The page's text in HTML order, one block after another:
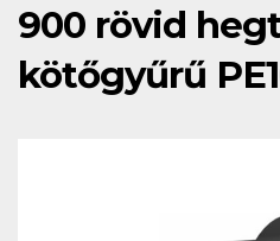
900 rövid
kötőgyűrű